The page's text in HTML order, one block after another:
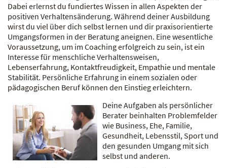
Dabei erlernst du fundiertes Wissen in allen Aspekten der
positiven Verhaltensänderung. Während deiner Ausbildung
wirst du viel über dich selbst lernen und dir praxisorientierte
Umgangsformen in der Beratung aneignen. Eine wesentliche
Voraussetzung, um im Coaching erfolgreich zu sein, ist ein
Interesse für menschliche Verhaltensweisen,
Lebenserfahrung, Kontaktfreudigkeit, Empathie und mentale
Stabilität. Persönliche Erfahrung in einem sozialen oder
pädagogischen Beruf können den Einstieg erleichtern.
Deine Aufgaben als persönlicher
Berater beinhalten Problemfelder
wie Business, Ehe, Familie,
Gesundheit, Lebensstil, Sport und
den gesunden Umgang mit sich
selbst und anderen.